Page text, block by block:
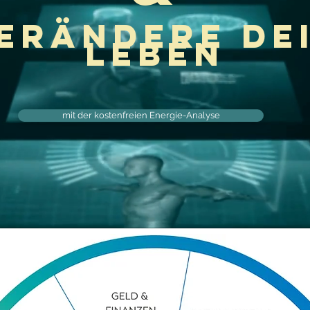
Leben
mit der kostenfreien Energie-Analyse